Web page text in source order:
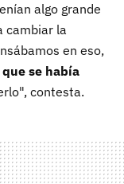
algo grande
cambiar la
en eso,
se había
contesta.